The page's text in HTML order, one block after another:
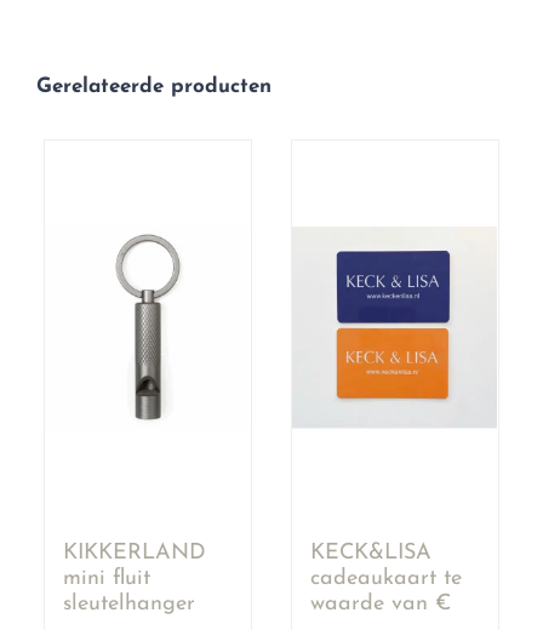
Gerelateerde producten
KIKKERLAND
mini fluit
sleutelhanger
KECK&LISA
cadeaukaart te
waarde van €